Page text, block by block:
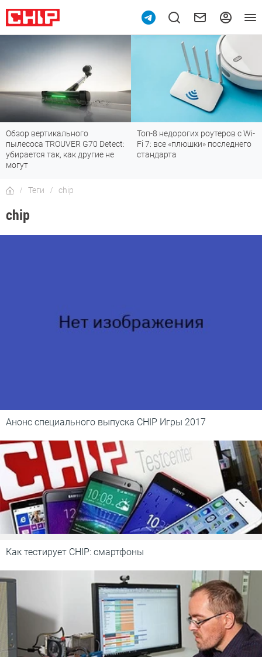
Обзор вертикального
пылесоса TROUVER G70 Detect:
убирается так, как другие не
могут
Топ-8 недорогих роутеров с Wi-
Fi 7: все «плюшки» последнего
стандарта
Теги chip
chip
Анонс специального выпуска CHIP Игры 2017
Как тестирует CHIP: смартфоны